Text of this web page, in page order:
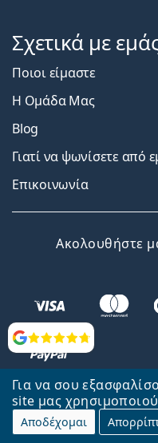
Για να σου
site μας
Αποδέχομαι
Αξιολογήσεις
Σχετικά με
Ποιοι είμαστε
Η Ομάδα Μας
Blog
Γιατί να ψωνίσετε από
Επικοινωνία
Ακολουθήστε
Επιστροφή στην